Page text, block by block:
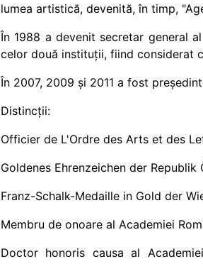
lumea artistică, devenită, în timp,
În 1988 a devenit secretar general
celor două instituții, fiind considerat
În 2007, 2009 și 2011 a fost
Distincții:
Officier de L'Ordre des Arts et des
Goldenes Ehrenzeichen der Republik
Franz-Schalk-Medaille in Gold der
Membru de onoare al Academiei
Doctor honoris causa al